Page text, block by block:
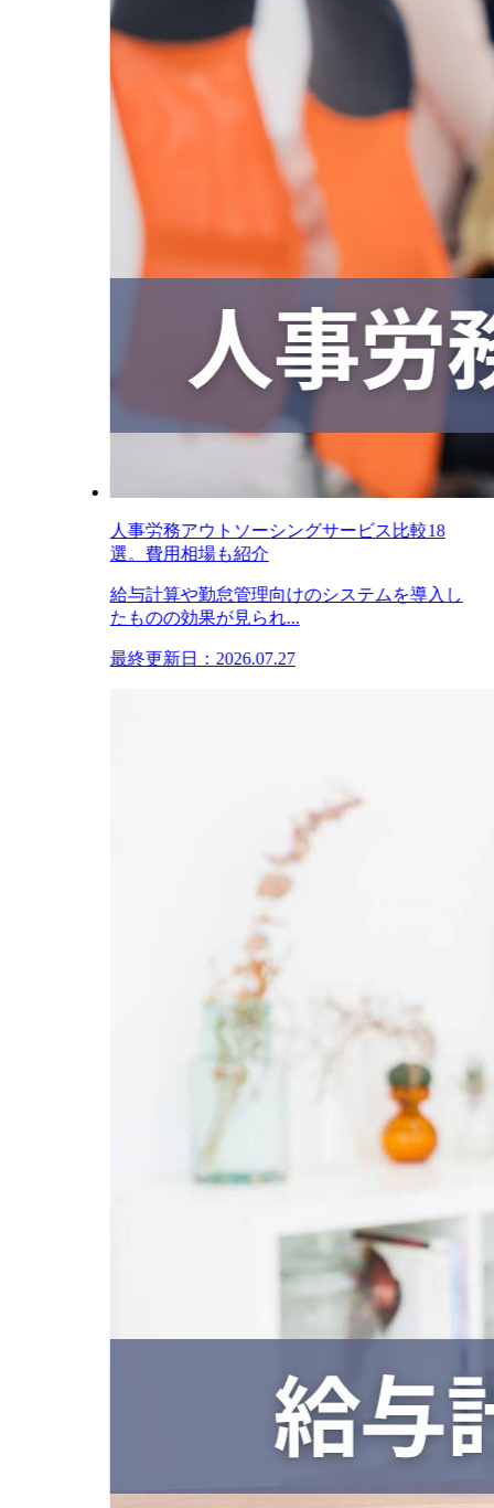
人事労務アウトソーシングサービス比較18
選。費用相場も紹介
給与計算や勤怠管理向けのシステムを導入し
たものの効果が見られ...
最終更新日：2026.07.27